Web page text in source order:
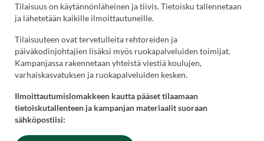
Tilaisuus on käytännönläheinen ja tiivis. Tietoisku tallennetaan
ja lähetetään kaikille ilmoittautuneille.
Tilaisuuteen ovat tervetulleita rehtoreiden ja
päiväkodinjohtajien lisäksi myös ruokapalveluiden toimijat.
Kampanjassa rakennetaan yhteistä viestiä koulujen,
varhaiskasvatuksen ja ruokapalveluiden kesken.
Ilmoittautumislomakkeen kautta pääset tilaamaan
tietoiskutallenteen ja kampanjan materiaalit suoraan
sähköpostiisi: